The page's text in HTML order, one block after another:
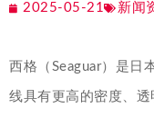
2025-05-21 新闻
西格（Seaguar）是日
线具有更高的密度、